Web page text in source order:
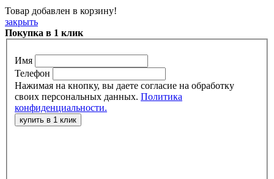
Товар добавлен в корзину!
закрыть
Покупка в 1 клик
Имя
Телефон
Нажимая на кнопку, вы даете согласие на обработку
своих персональных данных. Политика
конфиденциальности.